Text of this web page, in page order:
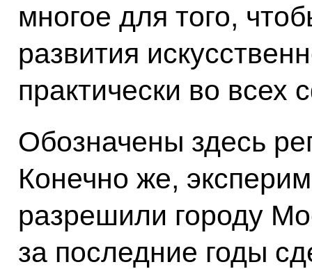
многое для того,
развития
практически во всех
Обозначены здесь
Конечно же,
разрешили городу
за последние годы